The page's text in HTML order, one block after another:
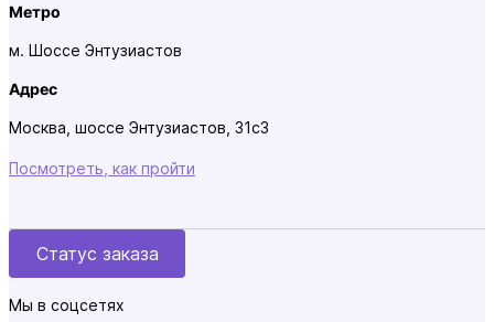
Метро
м. Шоссе Энтузиастов
Адрес
Москва, шоссе Энтузиастов, 31с3
Посмотреть, как пройти
Статус заказа
Мы в соцсетях